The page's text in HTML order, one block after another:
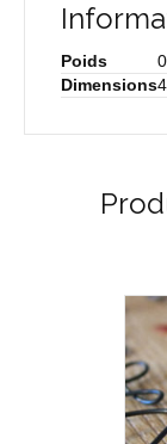
Poids
Dimensions